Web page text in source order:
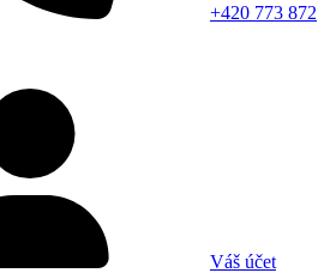
+420 773 872
Váš účet